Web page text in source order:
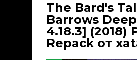
The Bard's
Barrows
4.18.3] (2018)
Repack от